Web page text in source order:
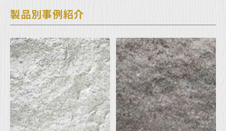
製品別事例紹介